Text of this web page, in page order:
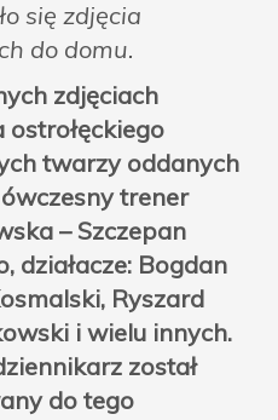
się zdjęcia
do domu.
zdjęciach
twarzy oddanych
trener
– Szczepan
działacze: Bogdan
Ryszard
i wielu innych.
został
do tego